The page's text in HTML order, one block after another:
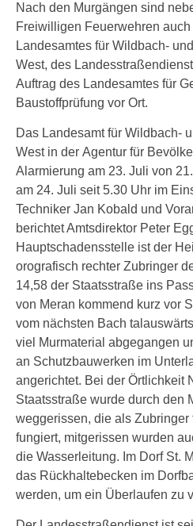
Nach den Murgängen sind
Freiwilligen Feuerwehren
Landesamtes für Wildbach-
West, des
Auftrag des Landesamtes für
Baustoffprüfung vor Ort.
Das Landesamt für Wildbach-
West in der Agentur für
Alarmierung am 23. Juli von
am 24. Juli seit 5.30 Uhr im
Techniker Jan Kobald und
berichtet Amtsdirektor Peter
Hauptschadensstelle ist der
orografisch rechter Zubringer
14,58 der Staatsstraße ins
von Meran kommend kurz vor
vom nächsten Bach
viel Murmaterial abgegangen
an Schutzbauwerken im
angerichtet. Bei der Örtlichkeit
Staatsstraße wurde durch den
weggerissen, die als
fungiert, mitgerissen wurden
die Wasserleitung. Im Dorf St.
das Rückhaltebecken im
werden, um ein Überlaufen zu